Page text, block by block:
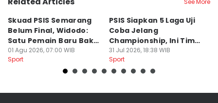
See More
Skuad PSIS Semarang
Belum Final, Widodo:
Satu Pemain Baru Bakal
Gabung
01 Agu 2026, 07:00 WIB
Sport
PSIS Siapkan 5 Laga Uji
Coba Jelang
Championship, Ini Tim
Calon Lawan
31 Jul 2026, 18:38 WIB
Sport